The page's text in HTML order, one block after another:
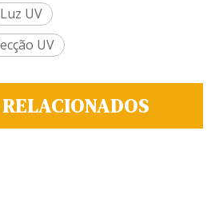
Luz UV
UV